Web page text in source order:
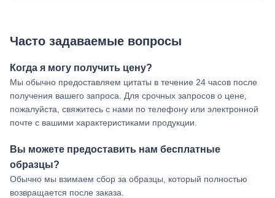
Часто задаваемые вопросы
Когда я могу получить цену?
Мы обычно предоставляем цитаты в течение 24 часов после
получения вашего запроса. Для срочных запросов о цене,
пожалуйста, свяжитесь с нами по телефону или электронной
почте с вашими характеристиками продукции.
Вы можете предоставить нам бесплатные
образцы?
Обычно мы взимаем сбор за образцы, который полностью
возвращается после заказа.